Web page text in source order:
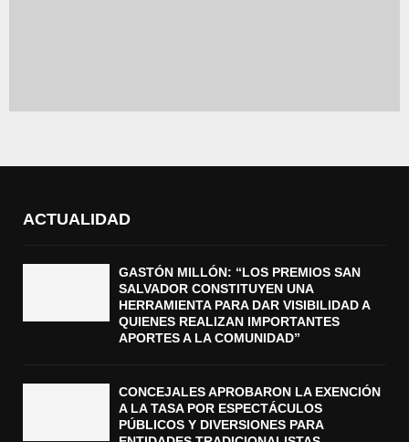
ACTUALIDAD
GASTÓN MILLÓN: “LOS PREMIOS SAN
SALVADOR CONSTITUYEN UNA
HERRAMIENTA PARA DAR VISIBILIDAD A
QUIENES REALIZAN IMPORTANTES
APORTES A LA COMUNIDAD”
CONCEJALES APROBARON LA EXENCIÓN
A LA TASA POR ESPECTÁCULOS
PÚBLICOS Y DIVERSIONES PARA